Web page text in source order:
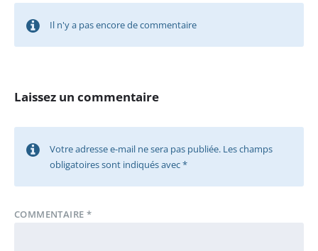
Il n'y a pas encore de commentaire
Laissez un commentaire
Votre adresse e-mail ne sera pas publiée. Les champs
obligatoires sont indiqués avec*
COMMENTAIRE *